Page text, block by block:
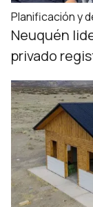
Planificación y
Neuquén
privado